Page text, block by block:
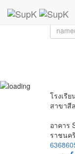
อีเมล
โรงเรี
สาขาสี
อาคาร
ราชนค